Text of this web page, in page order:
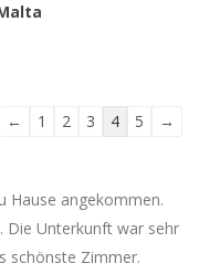
Navigation
← 1 2 3 4 5
→
Hause angekommen.
Die Unterkunft war sehr
schönste Zimmer.